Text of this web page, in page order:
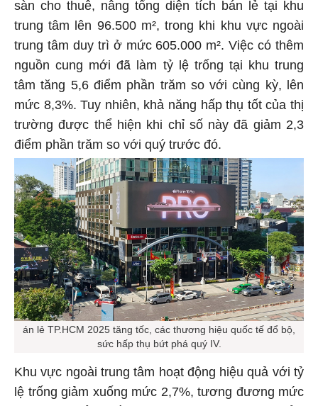
sàn cho thuê, nâng tổng diện tích bán lẻ tại khu
trung tâm lên 96.500 m², trong khi khu vực ngoài
trung tâm duy trì ở mức 605.000 m². Việc có thêm
nguồn cung mới đã làm tỷ lệ trống tại khu trung
tâm tăng 5,6 điểm phần trăm so với cùng kỳ, lên
mức 8,3%. Tuy nhiên, khả năng hấp thụ tốt của thị
trường được thể hiện khi chỉ số này đã giảm 2,3
điểm phần trăm so với quý trước đó.
án lẻ TP.HCM 2025 tăng tốc, các thương hiệu quốc tế đổ bộ,
sức hấp thụ bứt phá quý IV.
Khu vực ngoài trung tâm hoạt động hiệu quả với tỷ
lệ trống giảm xuống mức 2,7%, tương đương mức